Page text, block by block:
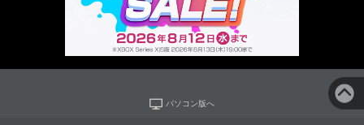
パソコン版へ